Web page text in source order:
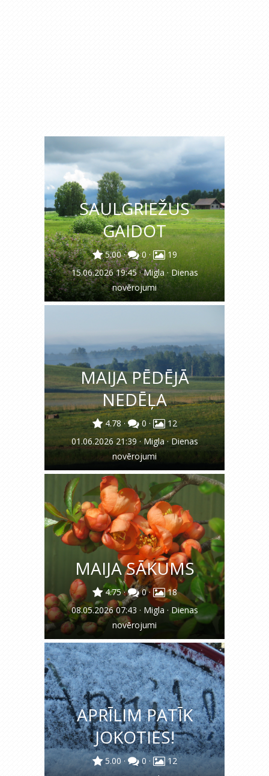
SAULGRIEŽUS
GAIDOT
5.00· 0·
19
15.06.2026 19:45·Migla·Dienas
novērojumi
MAIJA PĒDĒJĀ
NEDĒĻA
4.78· 0 ·
12
01.06.2026 21:39· Migla·Dienas
novērojumi
MAIJA SĀKUMS
4.75· 0·
18
08.05.2026 07:43 · Migla ·Dienas
novērojumi
APRĪLIM PATĪK
JOKOTIES!
5.00 · 0 ·
12